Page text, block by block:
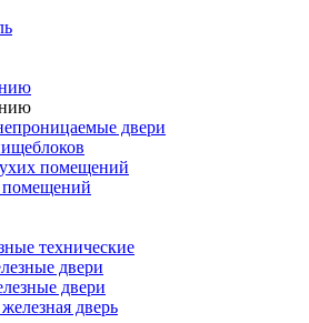
двери
помещений
технические
двери
двери
дверь